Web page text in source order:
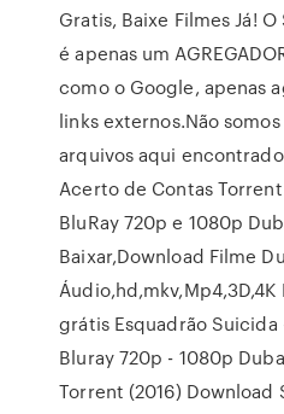
Gratis, Baixe Filmes Já!
é apenas um
como o Google, apenas
links externos.Não
arquivos aqui
Acerto de Contas
BluRay 720p e 1080p
Baixar,Download Filme
grátis Esquadrão
Bluray 720p - 1080p
Torrent (2016) Download